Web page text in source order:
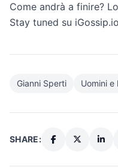
Come andrà a finire?
Stay tuned su
Gianni Sperti Uomini e
SHARE: